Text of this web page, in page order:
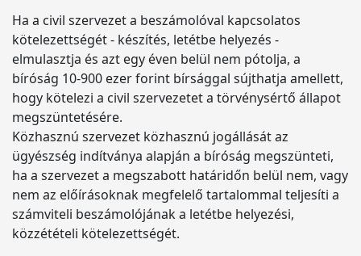
Ha a civil szervezet a beszámolóval kapcsolatos
kötelezettségét - készítés, letétbe helyezés -
elmulasztja és azt egy éven belül nem pótolja, a
bíróság 10-900 ezer forint bírsággal sújthatja amellett,
hogy kötelezi a civil szervezetet a törvénysértő állapot
megszüntetésére.
Közhasznú szervezet közhasznú jogállását az
ügyészség indítványa alapján a bíróság megszünteti,
ha a szervezet a megszabott határidőn belül nem, vagy
nem az előírásoknak megfelelő tartalommal teljesíti a
számviteli beszámolójának a letétbe helyezési,
közzétételi kötelezettségét.